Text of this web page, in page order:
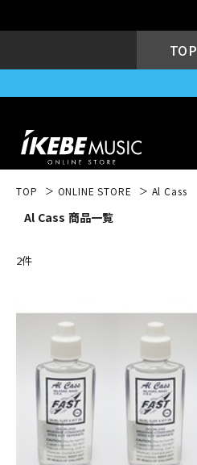
TOP
DJ機器
中古
TOP ONLINE STORE Al Cass
Al Cass 商品一覧
2件